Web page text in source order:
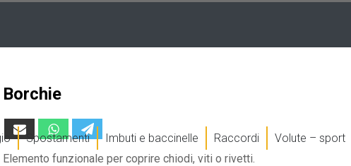
Spostamenti Imbuti e baccinelle Raccordi Volute – sport
Borchie
Elemento funzionale per coprire chiodi, viti o rivetti.